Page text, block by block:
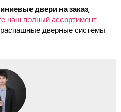
двери на заказ,
наш полный ассортимент
дверные системы.